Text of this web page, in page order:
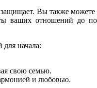
Вы также
ваших отношений до
начала:
свою семью.
и любовью.